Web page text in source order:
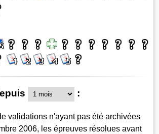
:
validations n'ayant pas été archivées
2006, les épreuves résolues avant